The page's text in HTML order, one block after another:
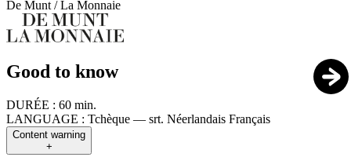
De Munt / La Monnaie
Good to know
DURÉE : 60 min.
LANGUAGE : Tchèque — srt. Néerlandais Français
Content warning
+